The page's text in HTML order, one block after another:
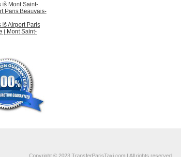
iš Mont Saint-
Paris Beauvais-
iš Airport Paris
į Mont Saint-
Copyright © 2023 TransferParisTaxi.com | All rights reserved